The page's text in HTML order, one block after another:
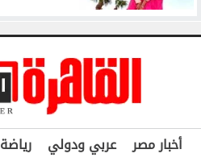
أخبار مصر عربي ودولي رياضة